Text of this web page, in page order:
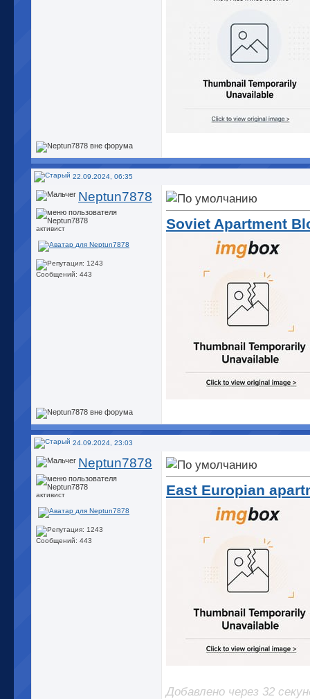
22.09.2024, 06:35
Neptun7878
активист
Сообщений: 443
Soviet Apartment
24.09.2024, 23:03
Neptun7878
активист
Сообщений: 443
East Europian
Добавлено через 32